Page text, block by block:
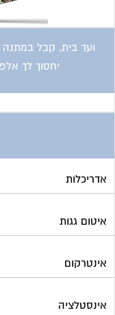
ועד בית, קבל במתנה
יחסוך לך
אדריכלות
איטום גגות
אינטרקום
אינסטלציה